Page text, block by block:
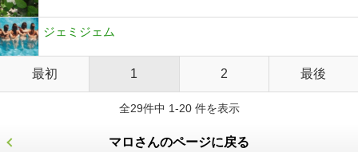
ジェミジェム
最初 1 2 最後
全29件中 1-20 件を表示
マロさんのページに戻る